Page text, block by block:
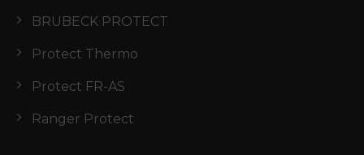
BRUBECK PROTECT
Protect Thermo
Protect FR-AS
Ranger Protect